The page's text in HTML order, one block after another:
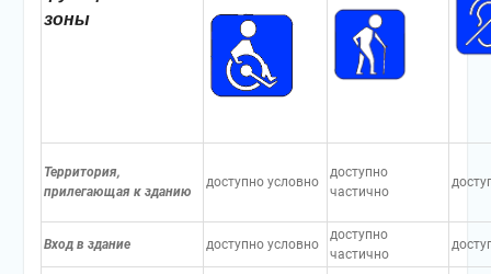
зоны
Территория,
прилегающая к зданию
доступно условно
доступно
частично
Вход в здание доступно условно
доступно
частично